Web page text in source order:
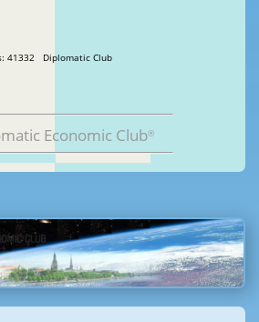
» Thomas Castrel » Views: 41332 Diplomatic Club
Economic Club®